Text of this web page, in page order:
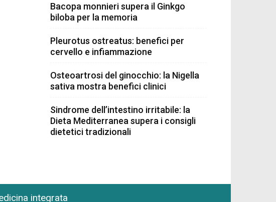
Bacopa monnieri supera il Ginkgo
biloba per la memoria
Pleurotus ostreatus: benefici per
cervello e infiammazione
Osteoartrosi del ginocchio: la Nigella
sativa mostra benefici clinici
Sindrome dell’intestino irritabile: la
Dieta Mediterranea supera i consigli
dietetici tradizionali
integrata